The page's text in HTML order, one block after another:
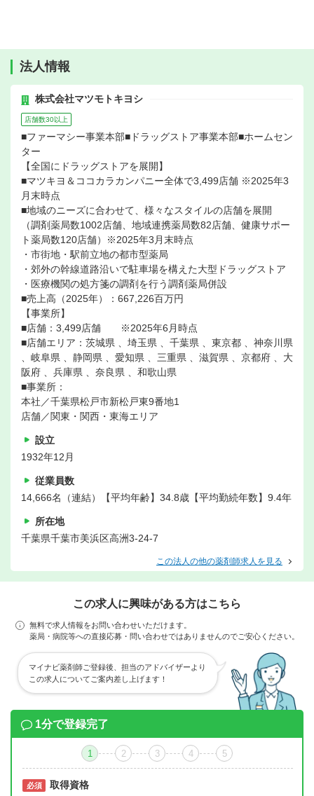
法人情報
株式会社マツモトキヨシ
店舗数30以上
■ファーマシー事業本部■ドラッグストア事業本部■ホームセン
ター
【全国にドラッグストアを展開】
■マツキヨ＆ココカラカンパニー全体で3,499店舗 ※2025年3
月末時点
■地域のニーズに合わせて、様々なスタイルの店舗を展開
（調剤薬局数1002店舗、地域連携薬局数82店舗、健康サポー
ト薬局数120店舗）※2025年3月末時点
・市街地・駅前立地の都市型薬局
・郊外の幹線道路沿いで駐車場を構えた大型ドラッグストア
・医療機関の処方箋の調剤を行う調剤薬局併設
■売上高（2025年）：667,226百万円
【事業所】
■店舗：3,499店舗 ※2025年6月時点
■店舗エリア：茨城県 、埼玉県 、千葉県 、東京都 、神奈川県
、岐阜県 、静岡県 、愛知県 、三重県 、滋賀県 、京都府 、大
阪府 、兵庫県 、奈良県 、和歌山県
■事業所：
本社／千葉県松戸市新松戸東9番地1
店舗／関東・関西・東海エリア
設立
1932年12月
従業員数
14,666名（連結）【平均年齢】34.8歳【平均勤続年数】9.4年
所在地
千葉県千葉市美浜区高洲3-24-7
この法人の他の薬剤師求人を見る
この求人に興味がある方はこちら
無料で求人情報をお問い合わせいただけます。
薬局・病院等への直接応募・問い合わせではありませんのでご安心ください。
マイナビ薬剤師ご登録後、担当のアドバイザーより
この求人についてご案内差し上げます！
1分で登録完了
1 2 3 4 5
必須 取得資格